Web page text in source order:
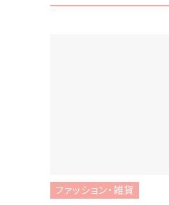
ファッション・雑貨